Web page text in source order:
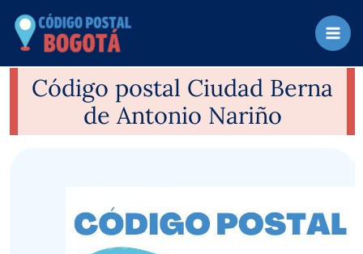
contenido
Código postal Ciudad Berna
de Antonio Nariño